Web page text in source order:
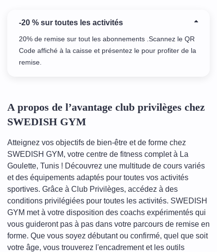
-20 % sur toutes les activités
20% de remise sur tout les abonnements .Scannez le QR
Code affiché à la caisse et présentez le pour profiter de la
remise.
A propos de l’avantage club privilèges chez
SWEDISH GYM
Atteignez vos objectifs de bien-être et de forme chez
SWEDISH GYM, votre centre de fitness complet à La
Goulette, Tunis ! Découvrez une multitude de cours variés
et des équipements adaptés pour toutes vos activités
sportives. Grâce à Club Privilèges, accédez à des
conditions privilégiées pour toutes les activités. SWEDISH
GYM met à votre disposition des coachs expérimentés qui
vous guideront pas à pas dans votre parcours de remise en
forme. Que vous soyez débutant ou confirmé, quel que soit
votre âge, vous trouverez l'encadrement et les outils